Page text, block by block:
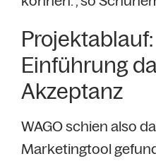
Einführung
Akzeptanz
WAGO schien also
Marketingtool